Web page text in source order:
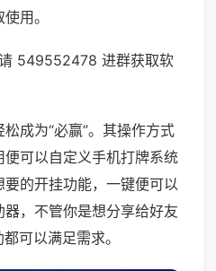
用。
549552478 进群获取软
成为“必赢”。其操作方式
可以自定义手机打牌系统
的开挂功能，一键便可以
，不管你是想分享给好友
可以满足需求。